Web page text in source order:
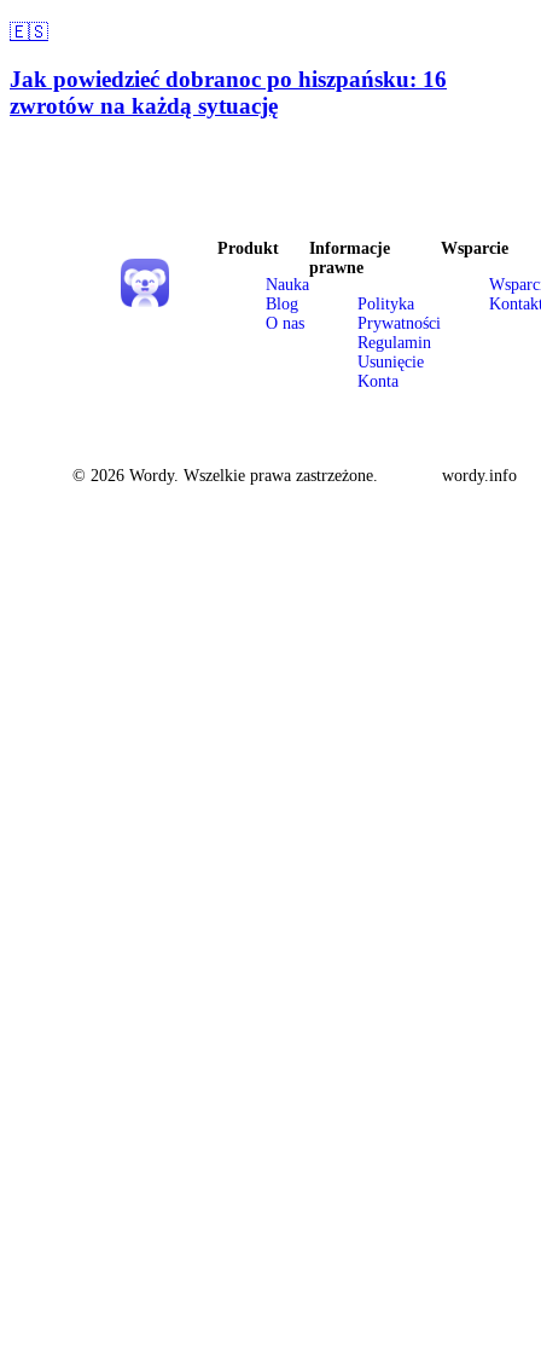
🇪🇸
Jak powiedzieć dobranoc po hiszpańsku: 16
zwrotów na każdą sytuację
Produkt
Nauka
Blog
O nas
Informacje
prawne
Polityka
Prywatności
Regulamin
Usunięcie
Konta
Wsparcie
© 2026 Wordy. Wszelkie prawa zastrzeżone. wordy.info